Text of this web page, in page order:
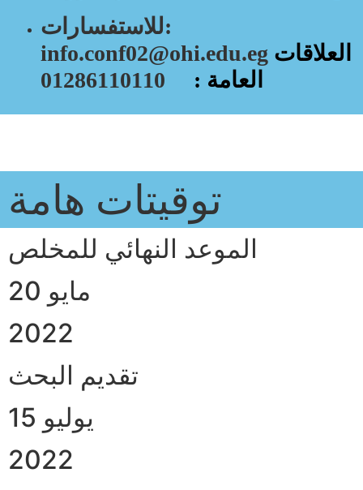
للاستفسارات:
info.conf02@ohi.edu.eg العلاقات
العامة :
توقيتات هامة
الموعد النهائي للمخلص
20 مايو
2022
تقديم البحث
15 يوليو
2022